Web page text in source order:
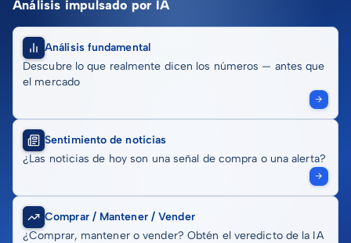
Análisis impulsado por IA
Análisis fundamental
Descubre lo que realmente dicen los números — antes que
el mercado
Sentimiento de noticias
¿Las noticias de hoy son una señal de compra o una alerta?
Comprar / Mantener / Vender
¿Comprar, mantener o vender? Obtén el veredicto de la IA